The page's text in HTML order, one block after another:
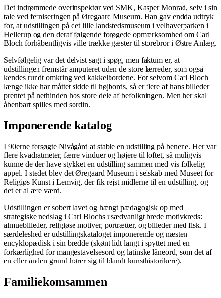
Det indrømmede overinspektør ved SMK, Kasper Monrad, selv i sin
tale ved ferniseringen på Øregaard Museum. Han gav endda udtryk
for, at udstillingen på det lille landstedsmuseum i velhaverparken i
Hellerup og den deraf følgende forøgede opmærksomhed om Carl
Bloch forhåbentligvis ville trække gæster til storebror i Østre Anlæg.
Selvfølgelig var det delvist sagt i spøg, men faktum er, at
udstillingen fremstår amputeret uden de store lærreder, som også
kendes rundt omkring ved kakkelbordene. For selvom Carl Bloch
længe ikke har måttet sidde til højbords, så er flere af hans billeder
prentet på nethinden hos store dele af befolkningen. Men her skal
åbenbart spilles med sordin.
Imponerende katalog
I 90erne forsøgte Nivågård at stable en udstilling på benene. Her var
flere kvadratmeter, færre vinduer og højere til loftet, så muligvis
kunne de der have stykket en udstilling sammen med vis folkelig
appel. I stedet blev det Øregaard Museum i selskab med Museet for
Religiøs Kunst i Lemvig, der fik rejst midlerne til en udstilling, og
det er al ære værd.
Udstillingen er sobert lavet og hængt pædagogisk op med
strategiske nedslag i Carl Blochs usædvanligt brede motivkreds:
almuebilleder, religiøse motiver, portrætter, og billeder med fisk. I
særdeleshed er udstillingskataloget imponerende og næsten
encyklopædisk i sin bredde (skønt lidt langt i spyttet med en
forkærlighed for mangestavelsesord og latinske låneord, som det af
en eller anden grund hører sig til blandt kunsthistorikere).
Familiekomsammen